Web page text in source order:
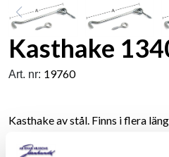
Kasthake
Art. nr: 19760
Kasthake av stål. Finns i flera
125 och 150 mm 1 st/förp